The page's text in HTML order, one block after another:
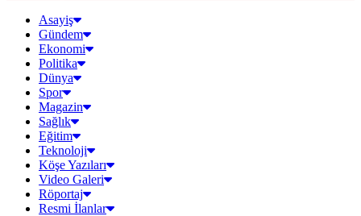
Asayiş
Gündem
Ekonomi
Politika
Dünya
Spor
Magazin
Sağlık
Eğitim
Teknoloji
Köşe Yazıları
Video Galeri
Röportaj
Resmi İlanlar